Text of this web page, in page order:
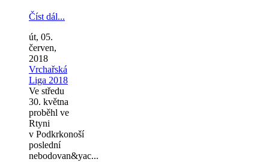
Číst dál...
út, 05.
červen,
2018
Vrchařská
Liga 2018
Ve středu
30. května
proběhl ve
Rtyni
v Podkrkonoší
poslední
nebodovan&yac...